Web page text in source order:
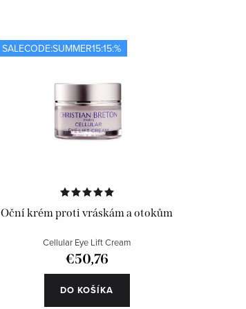
SALECODE:SUMMER15:15:%
Oční krém proti vráskám a otokům
Cellular Eye Lift Cream
€50,76
DO KOŠÍKA